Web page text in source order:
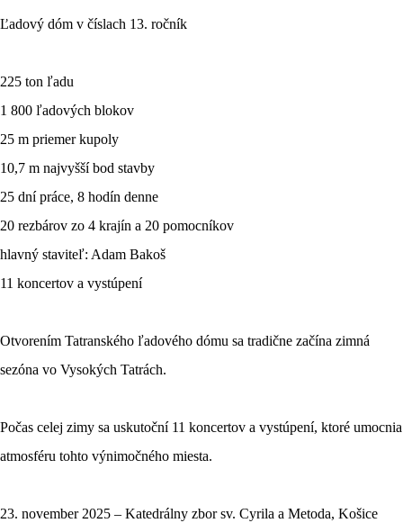
Ľadový dóm v číslach 13. ročník
225 ton ľadu
1 800 ľadových blokov
25 m priemer kupoly
10,7 m najvyšší bod stavby
25 dní práce, 8 hodín denne
20 rezbárov zo 4 krajín a 20 pomocníkov
hlavný staviteľ: Adam Bakoš
11 koncertov a vystúpení
Otvorením Tatranského ľadového dómu sa tradične začína zimná
sezóna vo Vysokých Tatrách.
Počas celej zimy sa uskutoční 11 koncertov a vystúpení, ktoré umocnia
atmosféru tohto výnimočného miesta.
23. november 2025 – Katedrálny zbor sv. Cyrila a Metoda, Košice